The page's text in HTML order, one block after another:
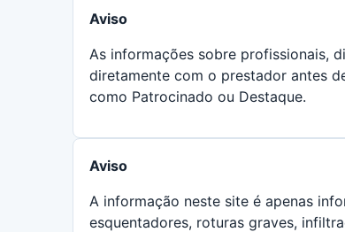
Aviso
As informações sobre profissionais,
diretamente com o prestador antes
como Patrocinado ou Destaque.
Aviso
A informação neste site é apenas
esquentadores, roturas graves,